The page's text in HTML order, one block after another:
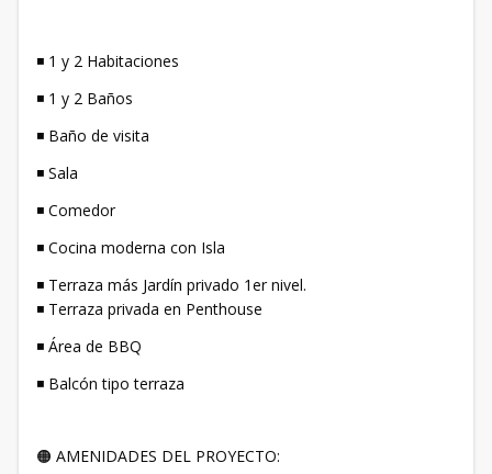
◾ 1 y 2 Habitaciones
◾ 1 y 2 Baños
◾ Baño de visita
◾ Sala
◾ Comedor
◾ Cocina moderna con Isla
◾ Terraza más Jardín privado 1er nivel.
◾ Terraza privada en Penthouse
◾ Área de BBQ
◾ Balcón tipo terraza
🟠 AMENIDADES DEL PROYECTO: